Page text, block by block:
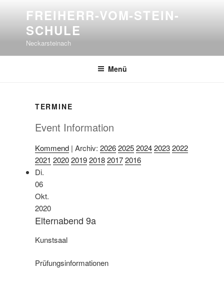
springen
FREIHERR-VOM-STEIN-
SCHULE
Neckarsteinach
Menü
TERMINE
Event Information
Kommend| Archiv: 2026 2025 2024 2023 2022
2021 2020 2019 2018 2017 2016
Di.
06
Okt.
2020
Elternabend 9a
Kunstsaal
Prüfungsinformationen